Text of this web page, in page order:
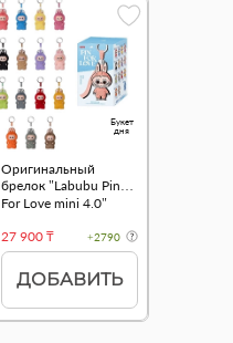
Букет
дня
Оригинальный
брелок "Labubu Pin
For Love mini 4.0"
27 900 ₸
+2790
ДОБАВИТЬ